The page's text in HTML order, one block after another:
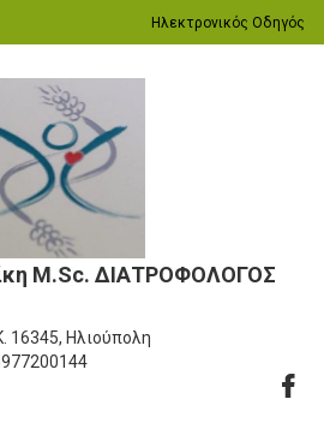
Ηλεκτρονικός Οδηγός
M.Sc. ΔΙΑΤΡΟΦΟΛΟΓΟΣ
16345, Ηλιούπολη